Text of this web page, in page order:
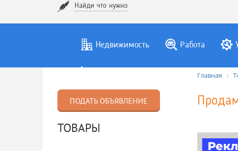
Найди что нужно
Недвижимость Работа
ПОДАТЬ ОБЪЯВЛЕНИЕ
ТОВАРЫ
Главная